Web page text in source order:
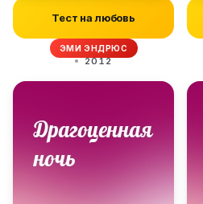
Тест на любовь
ЭМИ ЭНДРЮС
2012